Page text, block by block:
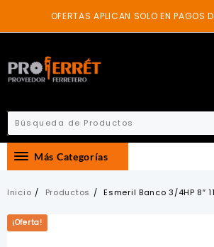
content
OFERTAS APLICAN SOLO EN PAGOS
Más Categorías
Inicio Productos Esmeril Banco 3/4HP 8″
¡Oferta!